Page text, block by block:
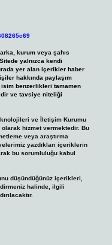
kurum veya şahıs
yalnızca kendi
yer alan içerikler haber
hakkında paylaşım
benzerlikleri tamamen
ve tavsiye niteliği
ve İletişim Kurumu
olarak hizmet vermektedir. Bu
veya araştırma
yazdıkları içeriklerin
bu sorumluluğu kabul
düşündüğünüz içerikleri,
halinde, ilgili